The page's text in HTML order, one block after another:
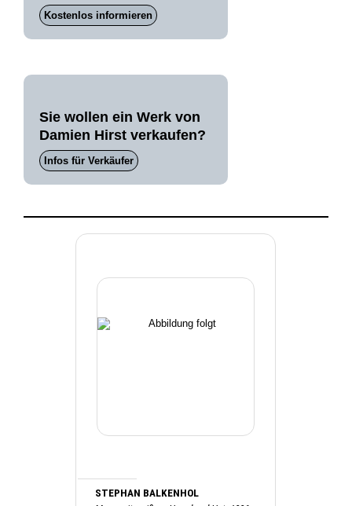
Kostenlos informieren
Sie wollen ein Werk von
Damien Hirst verkaufen?
Infos für Verkäufer
STEPHAN BALKENHOL